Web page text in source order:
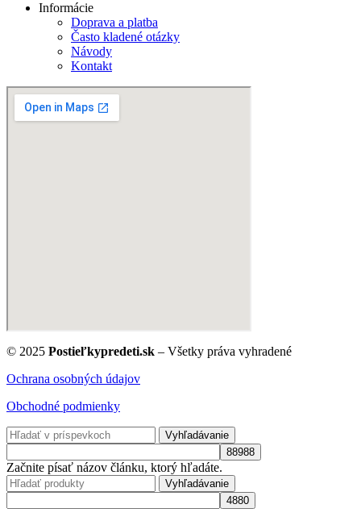
Informácie
Doprava a platba
Často kladené otázky
Návody
Kontakt
© 2025 Postieľkypredeti.sk – Všetky práva vyhradené
Ochrana osobných údajov
Obchodné podmienky
Vyhľadávanie
Začnite písať názov článku, ktorý hľadáte.
Vyhľadávanie